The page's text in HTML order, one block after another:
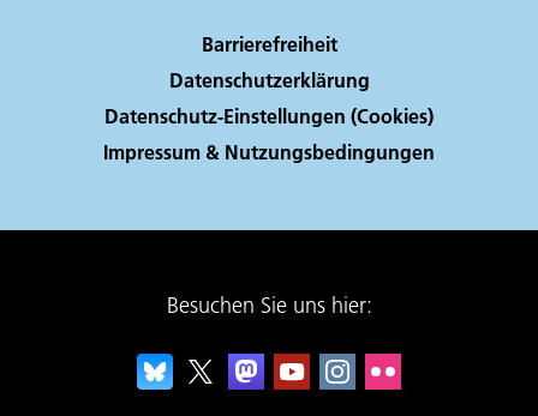
Barrierefreiheit
Datenschutzerklärung
Datenschutz-Einstellungen (Cookies)
Impressum & Nutzungsbedingungen
Besuchen Sie uns hier: